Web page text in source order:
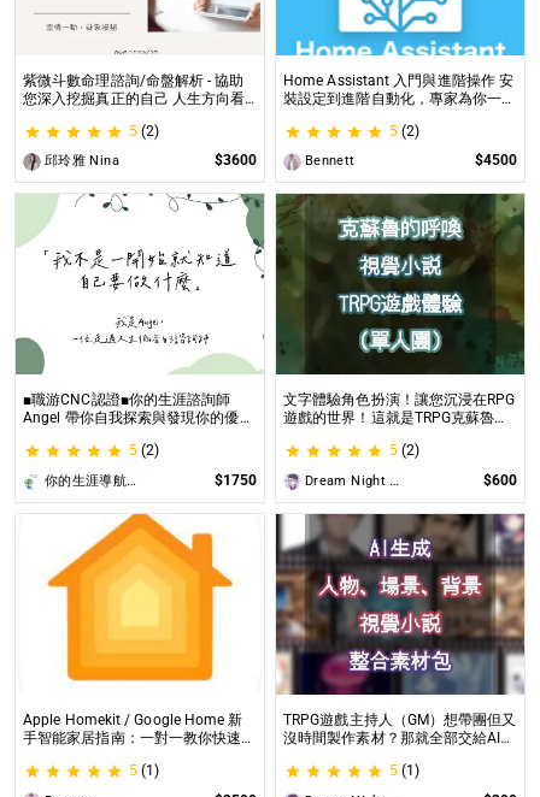
紫微斗數命理諮詢/命盤解析 - 協助
您深入挖掘真正的自己 人生方向看
璀璨一生
5 (2)
邱玲雅 Nina $3600
Home Assistant 入門與進階操作 安
裝設定到進階自動化，專家為你一對
5 (2)
Bennett $4500
■職游CNC認證■你的生涯諮詢師
Angel 帶你自我探索與發現你的優勢
生涯諮詢師 Angel 為你服務😊
5 (2)
你的生涯導航諮詢師Angel $1750
文字體驗角色扮演！讓您沉浸在RPG
遊戲的世界！這就是TRPG克蘇魯的
驗桌上型角色扮演遊戲（TRPG）的
玩家所開設的體驗項目。
5 (2)
Dream Night Butterfly $600
Apple Homekit / Google Home 新
手智能家居指南：一對一教你快速入
在線解答，輕鬆打造理想的智慧生活
5 (1)
TRPG遊戲主持人（GM）想帶團但又
沒時間製作素材？那就全部交給AI來
TRPG主持人（GM）們所開設的項
目，主要是為了讓主持人能少準備一
5 (1)